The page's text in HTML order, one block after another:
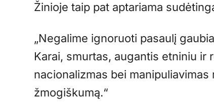
Žinioje taip pat aptariama
„Negalime ignoruoti pasaulį
Karai, smurtas, augantis etniniu ir
nacionalizmas bei
žmogiškumą.“